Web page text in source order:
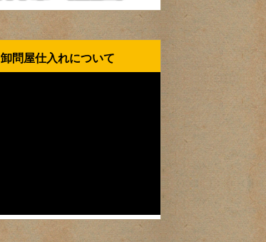
卸問屋仕入れについて